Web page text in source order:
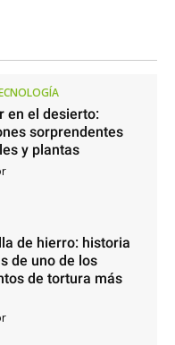
en el desierto:
sorprendentes
y plantas
de hierro: historia
de uno de los
de tortura más